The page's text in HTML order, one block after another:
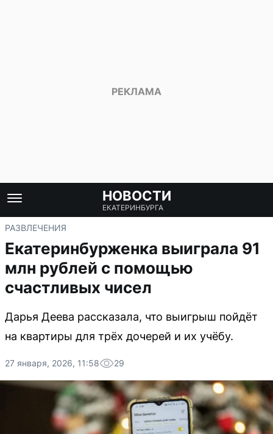
НОВОСТИ
ЕКАТЕРИНБУРГА
РАЗВЛЕЧЕНИЯ
Екатеринбурженка выиграла 91
млн рублей с помощью
счастливых чисел
Дарья Деева рассказала, что выигрыш пойдёт
на квартиры для трёх дочерей и их учёбу.
27 января, 2026, 11:58 29